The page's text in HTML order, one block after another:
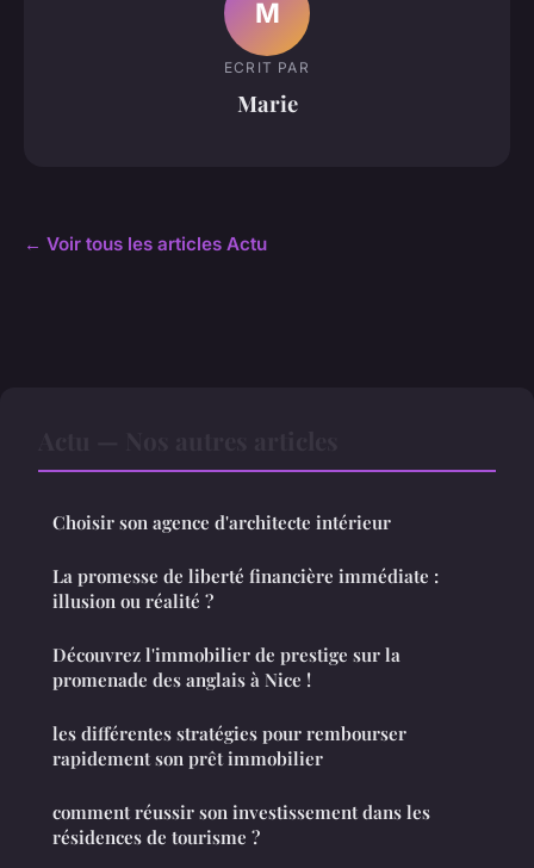
M
ECRIT PAR
Marie
← Voir tous les articles Actu
Choisir son agence d'architecte intérieur
La promesse de liberté financière immédiate :
illusion ou réalité ?
Découvrez l'immobilier de prestige sur la
promenade des anglais à Nice !
les différentes stratégies pour rembourser
rapidement son prêt immobilier
comment réussir son investissement dans les
résidences de tourisme ?